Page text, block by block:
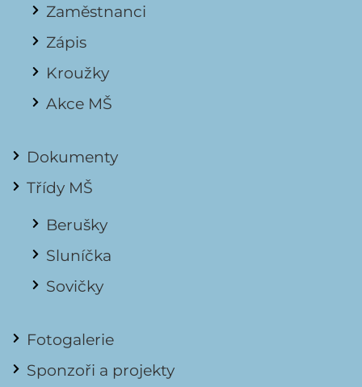
Zaměstnanci
Zápis
Kroužky
Akce MŠ
Dokumenty
Třídy MŠ
Berušky
Sluníčka
Sovičky
Fotogalerie
Sponzoři a projekty